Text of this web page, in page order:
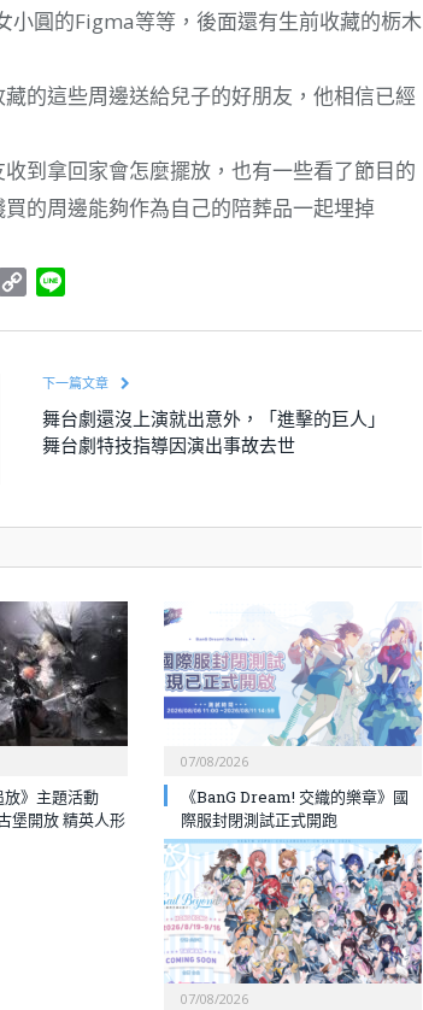
小圓的Figma等等，後面還有生前收藏的栃木
的這些周邊送給兒子的好朋友，他相信已經
到拿回家會怎麼擺放，也有一些看了節目的
的周邊能夠作為自己的陪葬品一起埋掉
Evernote
Copy
下一篇文章
舞台劇還沒上演就出意外，「進擊的巨人」
舞台劇特技指導因演出事故去世
放》主題活動
堡開放 精英人形
07/08/2026
《BanG Dream! 交織的樂章》國
際服封閉測試正式開跑
07/08/2026